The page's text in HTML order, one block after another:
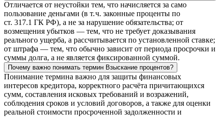
Отличается от неустойки тем, что начисляется за само
пользование деньгами (в т. ч. законные проценты по
ст. 317.1 ГК РФ), а не за нарушение обязательства; от
возмещения убытков — тем, что не требует доказывания
реального ущерба, а рассчитывается по установленной ставке;
от штрафа — тем, что обычно зависит от периода просрочки и
суммы долга, а не является фиксированной суммой.
Почему важно понимать термин Взыскание процентов?
Понимание термина важно для защиты финансовых
интересов кредитора, корректного расчёта причитающихся
сумм, составления исковых требований и возражений,
соблюдения сроков и условий договоров, а также для оценки
реальной стоимости просроченной задолженности и